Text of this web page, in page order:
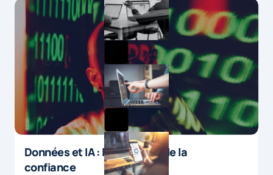
Données et IA : le paradoxe de la
confiance